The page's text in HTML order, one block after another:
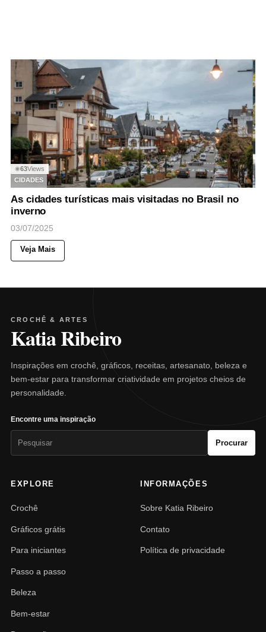
◉63Views
CIDADES
As cidades turísticas mais visitadas no Brasil no
inverno
03/07/2025
Veja Mais
CROCHÊ & ARTES
Katia Ribeiro
Inspirações em crochê, gráficos, receitas, artesanato, beleza e
bem-estar para transformar criatividade em projetos cheios de
personalidade.
Encontre uma inspiração
Procurar
EXPLORE
Crochê
Gráficos grátis
Para iniciantes
Passo a passo
Beleza
Bem-estar
INFORMAÇÕES
Sobre Katia Ribeiro
Contato
Política de privacidade